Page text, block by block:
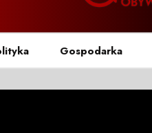
Gospodarka